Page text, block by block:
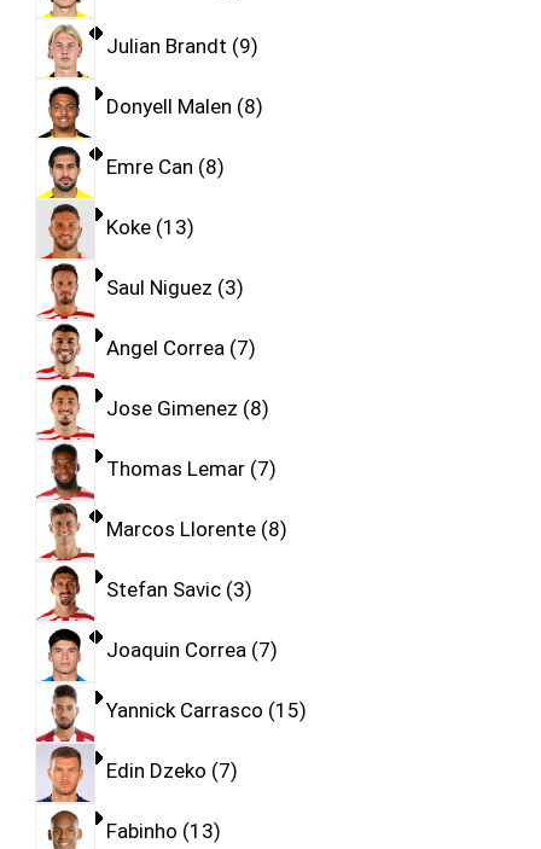
Julian Brandt 9
Donyell Malen 8
Emre Can 8
Koke 13
Saul Niguez 3
Angel Correa 7
Jose Gimenez 8
Thomas Lemar 7
Marcos Llorente 8
Stefan Savic 3
Joaquin Correa 7
Yannick Carrasco 15
Edin Dzeko 7
Fabinho 13